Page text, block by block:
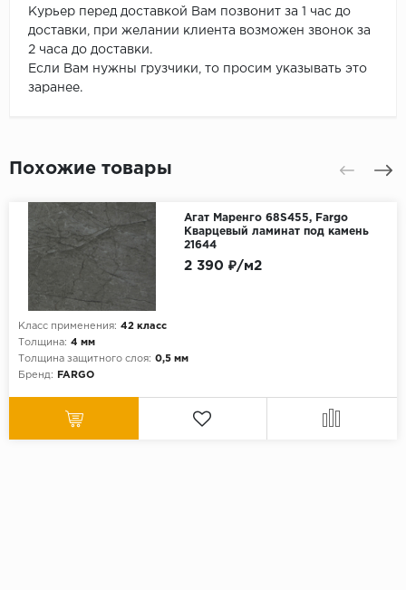
Курьер перед доставкой Вам позвонит за 1 час до
доставки, при желании клиента возможен звонок за
2 часа до доставки.
Если Вам нужны грузчики, то просим указывать это
заранее.
Похожие товары
Агат Маренго 68S455, Fargo
Кварцевый ламинат под камень
21644
Класс применения: 42 класс
Толщина: 4 мм
Толщина защитного слоя: 0,5 мм
Бренд:
FARGO
2 390 ₽/м2